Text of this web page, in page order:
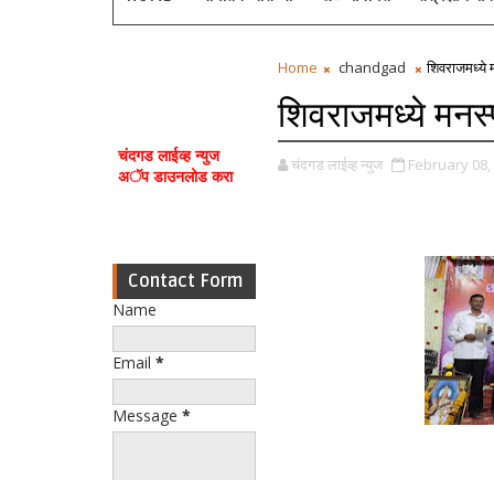
चंदगड लाईव्ह न्युज
अॅप डाउनलोड करा
Contact Form
Name
Email *
Message *
Home chandgad शिवराजमध्ये
शिवराजमध्ये
चंदगड लाईव्ह न्युज February 08,